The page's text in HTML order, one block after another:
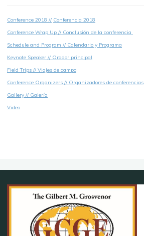
Conference 2018 // Conferencia 2018
Conference Wrap Up // Conclusión de la conferencia
Schedule and Program // Calendario y Programa
Keynote Speaker // Orador principal
Field Trips // Viajes de campo
Conference Organizers // Organizadores de conferencias
Gallery // Galería
Video